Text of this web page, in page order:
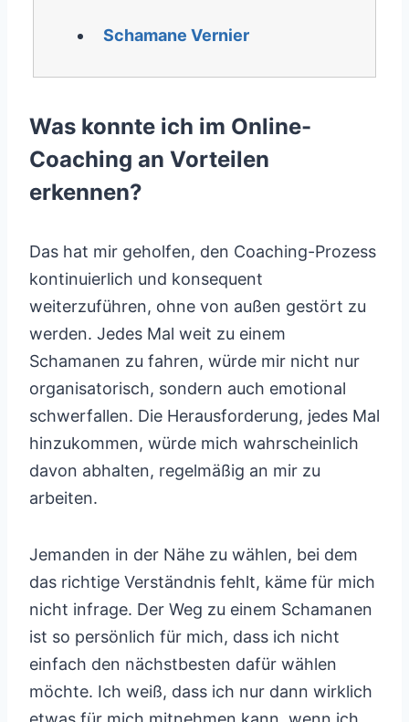
Schamane Vernier
Was konnte ich im Online-
Coaching an Vorteilen
erkennen?
Das hat mir geholfen, den Coaching-Prozess
kontinuierlich und konsequent
weiterzuführen, ohne von außen gestört zu
werden. Jedes Mal weit zu einem
Schamanen zu fahren, würde mir nicht nur
organisatorisch, sondern auch emotional
schwerfallen. Die Herausforderung, jedes Mal
hinzukommen, würde mich wahrscheinlich
davon abhalten, regelmäßig an mir zu
arbeiten.
Jemanden in der Nähe zu wählen, bei dem
das richtige Verständnis fehlt, käme für mich
nicht infrage. Der Weg zu einem Schamanen
ist so persönlich für mich, dass ich nicht
einfach den nächstbesten dafür wählen
möchte. Ich weiß, dass ich nur dann wirklich